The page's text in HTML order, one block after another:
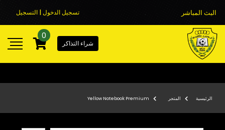
البث المباشر تسجيل الدخول | التسجيل
شراء التذاكر
0
الرئيسية المتجر Yellow Notebook Premium